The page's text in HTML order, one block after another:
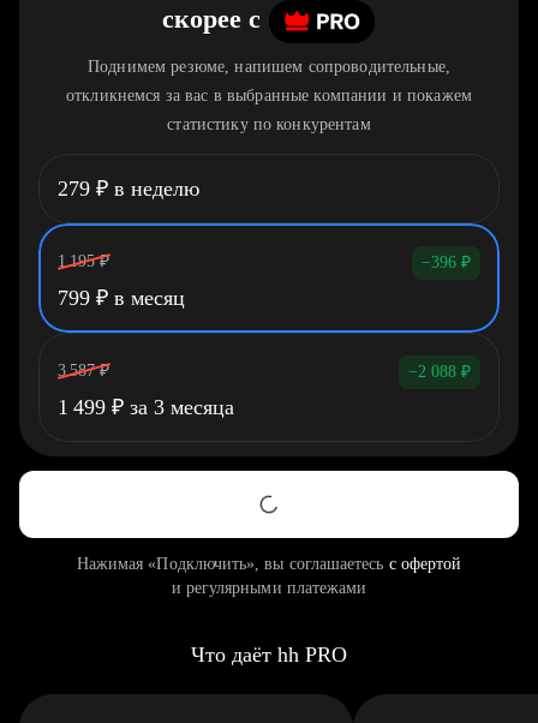
скорее c
Поднимем резюме, напишем сопроводительные,
откликнемся за вас в выбранные компании и покажем
статистику по конкурентам
279 ₽ в неделю
1 195 ₽ −396 ₽
799 ₽ в месяц
3 587 ₽ −2 088 ₽
1 499 ₽ за 3 месяца
Нажимая «Подключить», вы соглашаетесь с офертой
и регулярными платежами
Что даёт hh PRO